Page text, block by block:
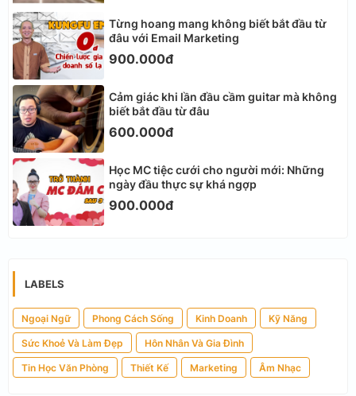
Từng hoang mang không biết bắt đầu từ
đâu với Email Marketing
900.000đ
Cảm giác khi lần đầu cầm guitar mà không
biết bắt đầu từ đâu
600.000đ
Học MC tiệc cưới cho người mới: Những
ngày đầu thực sự khá ngợp
900.000đ
LABELS
Ngoại Ngữ Phong Cách Sống Kinh Doanh Kỹ Năng
Sức Khoẻ Và Làm Đẹp Hôn Nhân Và Gia Đình
Tin Học Văn Phòng Thiết Kế Marketing Âm Nhạc